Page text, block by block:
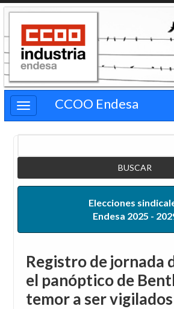
Pasar
contenido
principal
CCOO Endesa
Elecciones
Endesa 2025 -
Registro de jornada
el panóptico de
temor a ser vigilados